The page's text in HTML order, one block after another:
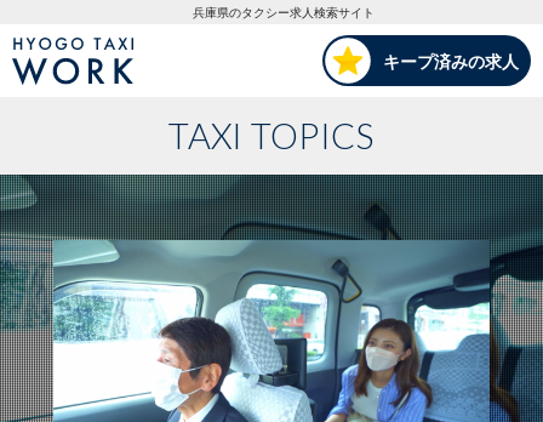
HYOGO TAXI WORK
兵庫県のタクシー求人検索サイト
キープ済みの求人
TAXI TOPICS